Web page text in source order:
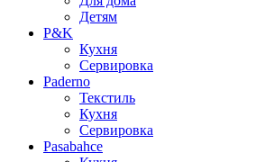
Детям
P&K
Кухня
Сервировка
Paderno
Текстиль
Кухня
Сервировка
Pasabahce